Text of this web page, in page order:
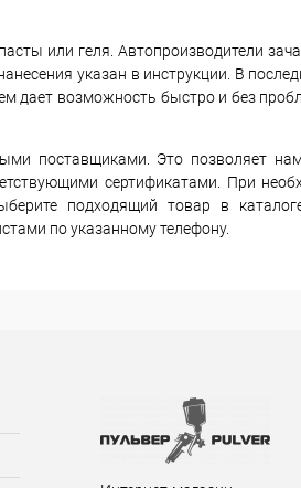
или геля. Автопроизводители
указан в инструкции. В
дает возможность быстро и без
поставщиками. Это позволяет
сертификатами. При
подходящий товар в
по указанному телефону.